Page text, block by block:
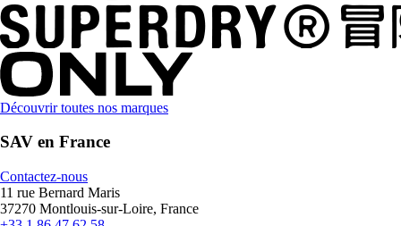
Découvrir toutes nos marques
SAV en France
Contactez-nous
11 rue Bernard Maris
37270 Montlouis-sur-Loire, France